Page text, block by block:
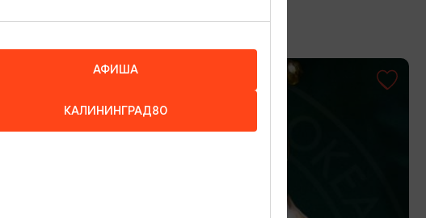
АФИША
КАЛИНИНГРАД80